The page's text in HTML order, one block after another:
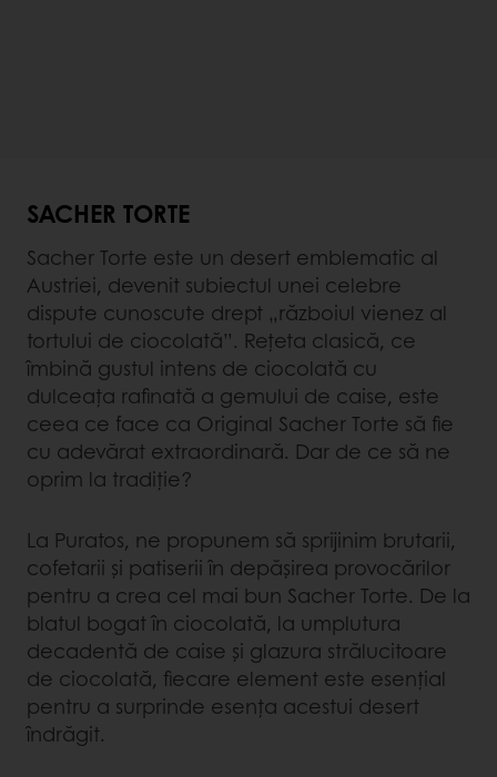
SACHER TORTE
Sacher Torte este un desert emblematic al
Austriei, devenit subiectul unei celebre
dispute cunoscute drept „războiul vienez al
tortului de ciocolată”. Rețeta clasică, ce
îmbină gustul intens de ciocolată cu
dulceața rafinată a gemului de caise, este
ceea ce face ca Original Sacher Torte să fie
cu adevărat extraordinară. Dar de ce să ne
oprim la tradiție?
La Puratos, ne propunem să sprijinim brutarii,
cofetarii și patiserii în depășirea provocărilor
pentru a crea cel mai bun Sacher Torte. De la
blatul bogat în ciocolată, la umplutura
decadentă de caise și glazura strălucitoare
de ciocolată, fiecare element este esențial
pentru a surprinde esența acestui desert
îndrăgit.